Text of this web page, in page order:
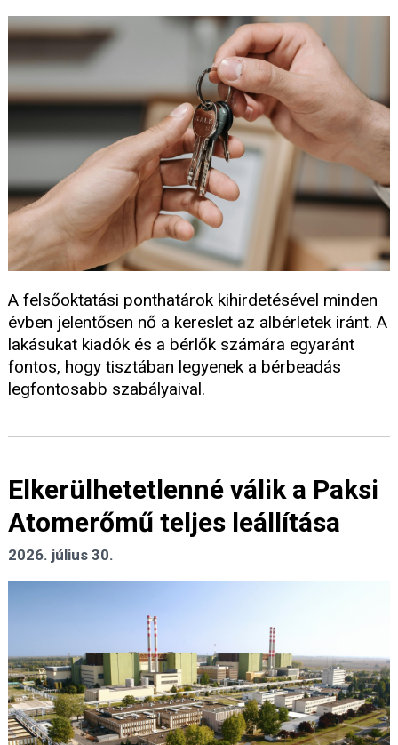
A felsőoktatási ponthatárok kihirdetésével minden
évben jelentősen nő a kereslet az albérletek iránt. A
lakásukat kiadók és a bérlők számára egyaránt
fontos, hogy tisztában legyenek a bérbeadás
legfontosabb szabályaival.
Elkerülhetetlenné válik a Paksi
Atomerőmű teljes leállítása
2026. július 30.